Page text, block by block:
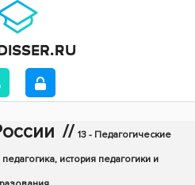
// 13 - Педагогические
история педагогики и